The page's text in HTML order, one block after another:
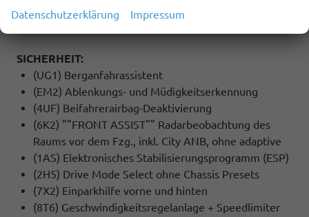
über App Connect möglich (kompatibles
SICHERHEIT:
(UG1) Berganfahrassistent
(EM2) Ablenkungs- und Müdigkeitserkennung
(4UF) Beifahrerairbag-Deaktivierung
(6K2) ""FRONT ASSIST"" Radarbeobachtung des
Raums vor dem Fzg., inkl. City ANB, ohne adaptive
(1AS) Elektronisches Stabilisierungsprogramm (ESP)
(2H5) Drive Mode Select ohne Chassis Presets
(7X2) Einparkhilfe vorne und hinten
(8T6) Geschwindigkeitsregelanlage + Speedlimiter
Datenschutzerklärung Impressum